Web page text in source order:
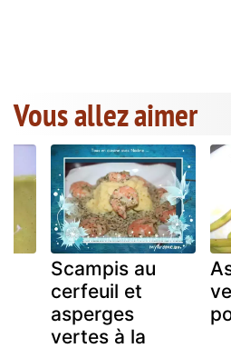
Vous allez aimer
Scampis au
cerfeuil et
asperges
vertes à la